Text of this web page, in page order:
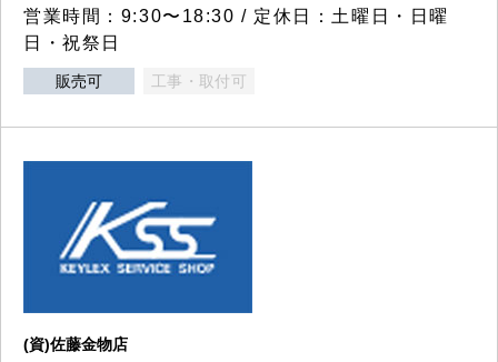
営業時間：9:30〜18:30 / 定休日：土曜日・日曜
日・祝祭日
販売可 工事・取付可
(資)佐藤金物店